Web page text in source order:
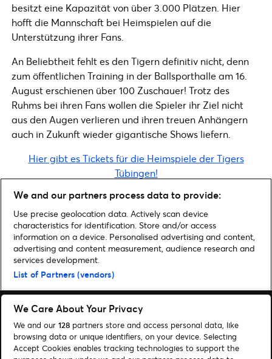
besitzt eine Kapazität von über 3.000 Plätzen. Hier
hofft die Mannschaft bei Heimspielen auf die
Unterstützung ihrer Fans.
An Beliebtheit fehlt es den Tigern definitiv nicht, denn
zum öffentlichen Training in der Ballsporthalle am 16.
August erschienen über 100 Zuschauer! Trotz des
Ruhms bei ihren Fans wollen die Spieler ihr Ziel nicht
aus den Augen verlieren und ihren treuen Anhängern
auch in Zukunft wieder gigantische Shows liefern.
Hier gibt es Tickets für die Heimspiele der Tigers
Tübingen!
ÄHNLICHE ARTIKEL
Home»basketball»Tigers Tübingen
Suchen
We and our partners process data to provide:
Use precise geolocation data. Actively scan device
characteristics for identification. Store and/or access
information on a device. Personalised advertising and content,
advertising and content measurement, audience research and
services development.
List of Partners (vendors)
We Care About Your Privacy
We and our 128 partners store and access personal data, like
browsing data or unique identifiers, on your device. Selecting
Accept Cookies enables tracking technologies to support the